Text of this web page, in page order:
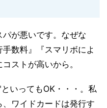
が悪いです。なぜな
数料』『スマリボによ
ストが高いから。
いってもOK・・・。私
ワイドカードは発行す